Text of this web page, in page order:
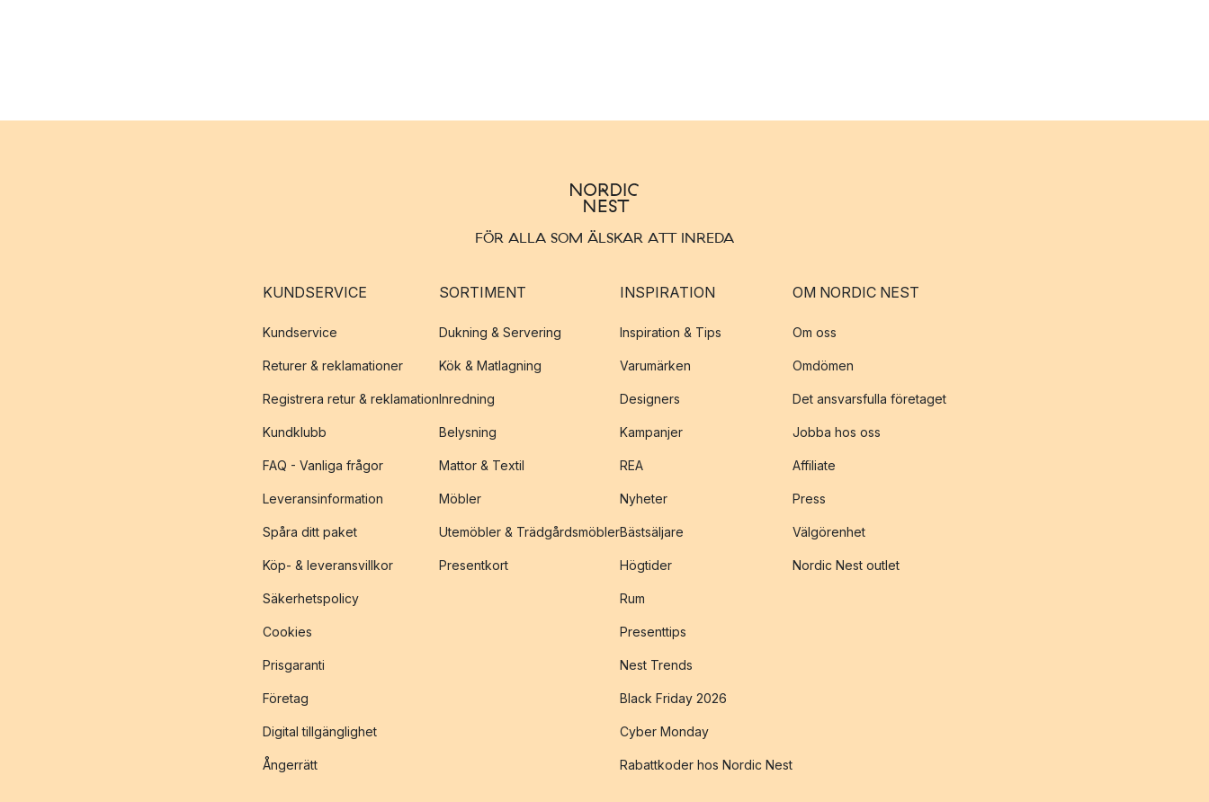
FÖR ALLA SOM ÄLSKAR ATT INREDA
KUNDSERVICE
Kundservice
Returer & reklamationer
Registrera retur & reklamation
Kundklubb
FAQ - Vanliga frågor
Leveransinformation
Spåra ditt paket
Köp- & leveransvillkor
Säkerhetspolicy
Cookies
Prisgaranti
Företag
Digital tillgänglighet
Ångerrätt
SORTIMENT
Dukning & Servering
Kök & Matlagning
Inredning
Belysning
Mattor & Textil
Möbler
Utemöbler & Trädgårdsmöbler
Presentkort
INSPIRATION
Inspiration & Tips
Varumärken
Designers
Kampanjer
REA
Nyheter
Bästsäljare
Högtider
Rum
Presenttips
Nest Trends
Black Friday 2026
Cyber Monday
Rabattkoder hos Nordic Nest
OM NORDIC NEST
Om oss
Omdömen
Det ansvarsfulla företaget
Jobba hos oss
Affiliate
Press
Välgörenhet
Nordic Nest outlet